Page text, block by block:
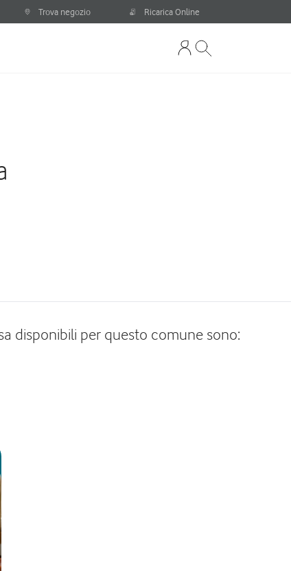
Trova negozio Ricarica Online
disponibili per questo comune sono: